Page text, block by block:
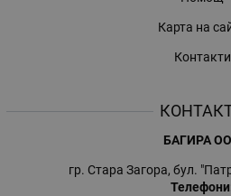
Карта на
Контакти
БАГИРА
гр. Стара Загора, бул.